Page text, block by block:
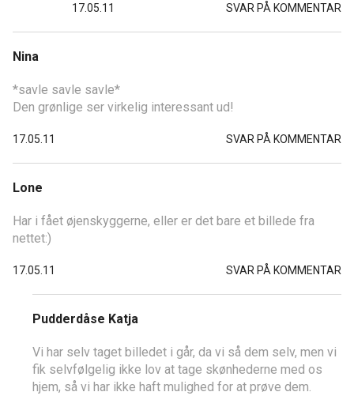
17.05.11 SVAR PÅ KOMMENTAR
Nina
*savle savle savle*
Den grønlige ser virkelig interessant ud!
17.05.11 SVAR PÅ KOMMENTAR
Lone
Har i fået øjenskyggerne, eller er det bare et billede fra
nettet:)
17.05.11 SVAR PÅ KOMMENTAR
Pudderdåse Katja
Vi har selv taget billedet i går, da vi så dem selv, men vi
fik selvfølgelig ikke lov at tage skønhederne med os
hjem, så vi har ikke haft mulighed for at prøve dem.